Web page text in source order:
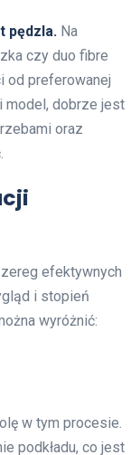
pędzla. Na
czy duo fibre
od preferowanej
model, dobrze jest
oraz
efektywnych
i stopień
wyróżnić:
w tym procesie.
podkładu, co jest